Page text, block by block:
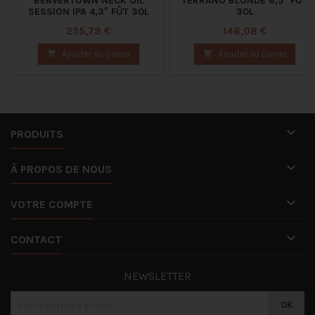
SESSION IPA 4,3° FÛT 30L
Prix
235,79 €
 Ajouter au panier
30L
Prix
146,08 €
 Ajouter au panier
PRODUITS 
À PROPOS DE NOUS 
VOTRE COMPTE 
CONTACT 
NEWSLETTER